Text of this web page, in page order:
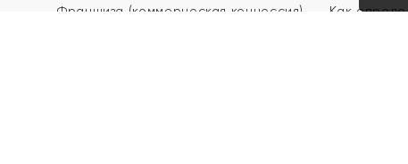
Франшиза (коммерческая концессия)
Как